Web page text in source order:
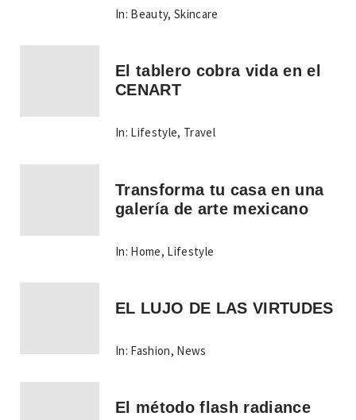
In: Beauty,Skincare
El tablero cobra vida en el
CENART
In: Lifestyle, Travel
Transforma tu casa en una
galería de arte mexicano
In: Home, Lifestyle
EL LUJO DE LAS VIRTUDES
In: Fashion, News
El método flash radiance